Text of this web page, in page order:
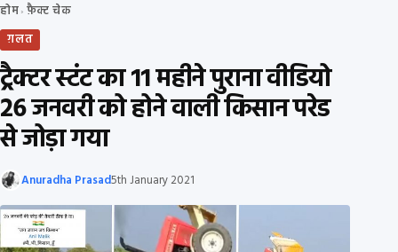
होम› फ़ैक्ट चेक
ग़लत
ट्रैक्टर स्टंट का 11 महीने पुराना वीडियो
26 जनवरी को होने वाली किसान परेड
से जोड़ा गया
Anuradha Prasad5th January 2021